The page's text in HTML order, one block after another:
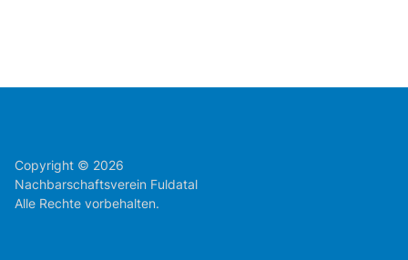
Copyright © 2026
Nachbarschaftsverein Fuldatal
Alle Rechte vorbehalten.